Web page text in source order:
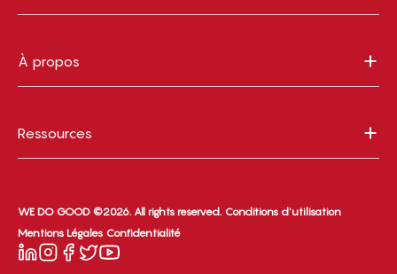
À propos
Ressources
WE DO GOOD ©2026. All rights reserved. Conditions d’utilisation
Mentions Légales Confidentialité